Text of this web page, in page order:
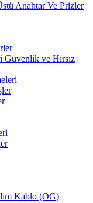
Anahtar Ve Prizler
Güvenlik ve Hırsız
Kablo (OG)